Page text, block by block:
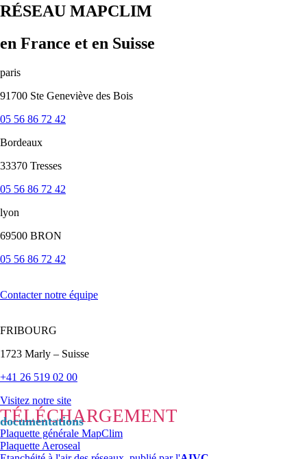
RÉSEAU MAPCLIM
en France et en Suisse
paris
91700 Ste Geneviève des Bois
05 56 86 72 42
Bordeaux
33370 Tresses
05 56 86 72 42
lyon
69500 BRON
05 56 86 72 42
Contacter notre équipe
FRIBOURG
1723 Marly – Suisse
+41 26 519 02 00
Visitez notre site
TÉLÉCHARGEMENT
documentations
Plaquette générale MapClim
Plaquette Aeroseal